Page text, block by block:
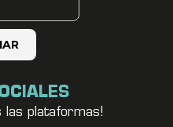
las plataformas!